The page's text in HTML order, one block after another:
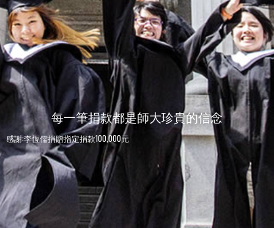
每一筆捐款都是師大珍貴的信念
感謝:李恆儒捐贈指定捐款100,000元
感謝:師大人捐贈指定捐款100元